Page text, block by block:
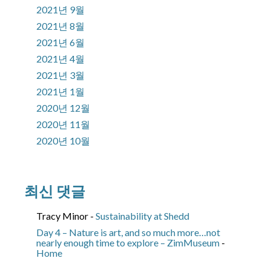
2021년 9월
2021년 8월
2021년 6월
2021년 4월
2021년 3월
2021년 1월
2020년 12월
2020년 11월
2020년 10월
최신 댓글
Tracy Minor - Sustainability at Shedd
Day 4 – Nature is art, and so much more…not
nearly enough time to explore – ZimMuseum -
Home